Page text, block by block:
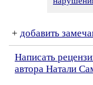
+ добавить
Написать
автора Натали